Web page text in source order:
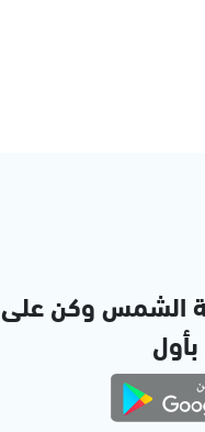
الشمس وكن على
بأول